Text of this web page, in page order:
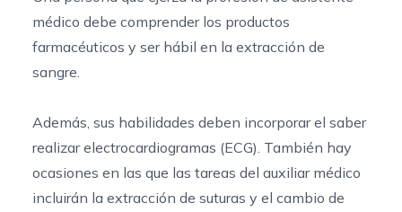
médico debe comprender los productos
farmacéuticos y ser hábil en la extracción de
sangre.
Además, sus habilidades deben incorporar el saber
realizar electrocardiogramas (ECG). También hay
ocasiones en las que las tareas del auxiliar médico
incluirán la extracción de suturas y el cambio de